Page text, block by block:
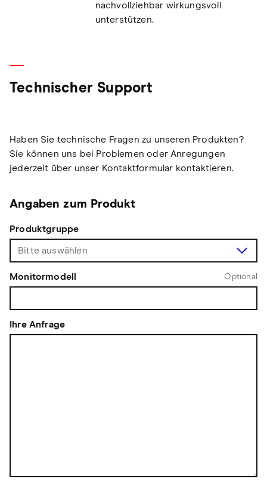
nachvollziehbar wirkungsvoll
unterstützen.
Technischer Support
Haben Sie technische Fragen zu unseren Produkten?
Sie können uns bei Problemen oder Anregungen
jederzeit über unser Kontaktformular kontaktieren.
Angaben zum Produkt
Produktgruppe
Monitormodell Optional
Ihre Anfrage